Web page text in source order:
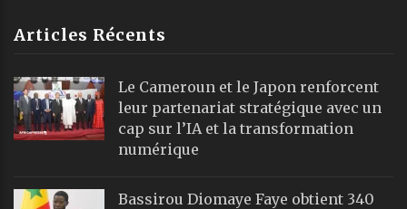
Articles Récents
Le Cameroun et le Japon renforcent
leur partenariat stratégique avec un
cap sur l’IA et la transformation
numérique
Bassirou Diomaye Faye obtient 340